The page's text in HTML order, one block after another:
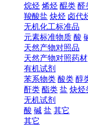
烷烃 烯烃 醌类 醛
羧酸盐 炔烃 卤代
无机化工标准品
元素标准物质 酸
天然产物对照品
天然产物对照药材
有机试剂
苯系物类 酸类 醇
酐类 酯类 盐 炔烃
无机试剂
酸 碱 盐 其它
其它